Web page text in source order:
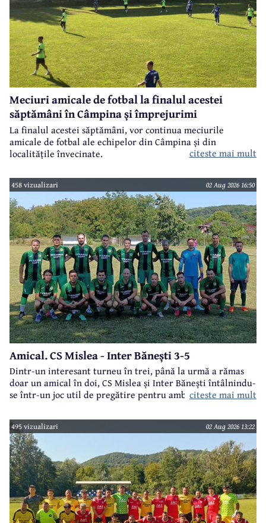
Meciuri amicale de fotbal la finalul acestei
săptămâni în Câmpina și împrejurimi
La finalul acestei săptămâni, vor continua meciurile
amicale de fotbal ale echipelor din Câmpina și din
localitățile învecinate.
citeste mai mult
458 vizualizari 02 Aug 2026 16:50
Amical. CS Mislea - Inter Bănești 3-5
Dintr-un interesant turneu în trei, până la urmă a rămas
doar un amical în doi, CS Mislea și Inter Bănești întâlnindu-
se într-un joc util de pregătire pentru ambele formații.
citeste mai mult
495 vizualizari 02 Aug 2026 13:22